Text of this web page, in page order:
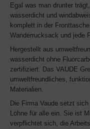
Egal was man drunter
wasserdicht und
komplett in der
Wanderrucksack und jede
Hergestellt aus
wasserdicht ohne
zertifiziert. Das VAUDE
umweltfreundliches,
Materialien.
Die Firma Vaude setzt
Löhne für alle ein. Sie ist
verpflichtet sich, die